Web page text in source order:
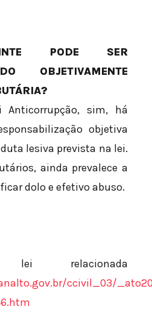
PODE SER
OBJETIVAMENTE
sim, há
objetiva
lesiva prevista na lei.
ainda prevalece a
dolo e efetivo abuso.
relacionada
ccivil_03/